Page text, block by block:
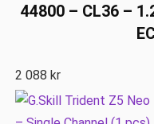
44800 – CL36 –
2 088kr